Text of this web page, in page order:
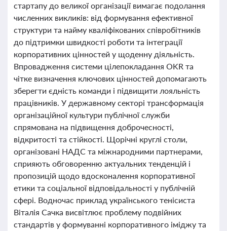
стартапу до великої організації вимагає подолання
численних викликів: від формування ефективної
структури та найму кваліфікованих співробітників
до підтримки швидкості роботи та інтеграції
корпоративних цінностей у щоденну діяльність.
Впровадження системи цілепокладання OKR та
чітке визначення ключових цінностей допомагають
зберегти єдність команди і підвищити лояльність
працівників. У державному секторі трансформація
організаційної культури публічної служби
спрямована на підвищення доброчесності,
відкритості та стійкості. Щорічні круглі столи,
організовані НАДС та міжнародними партнерами,
сприяють обговоренню актуальних тенденцій і
пропозицій щодо вдосконалення корпоративної
етики та соціальної відповідальності у публічній
сфері. Водночас приклад українського тенісиста
Віталія Сачка висвітлює проблему подвійних
стандартів у формуванні корпоративного іміджу та